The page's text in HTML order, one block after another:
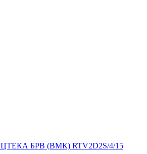
АЦТЕКА БРВ (ВМК) RTV2D2S/4/15